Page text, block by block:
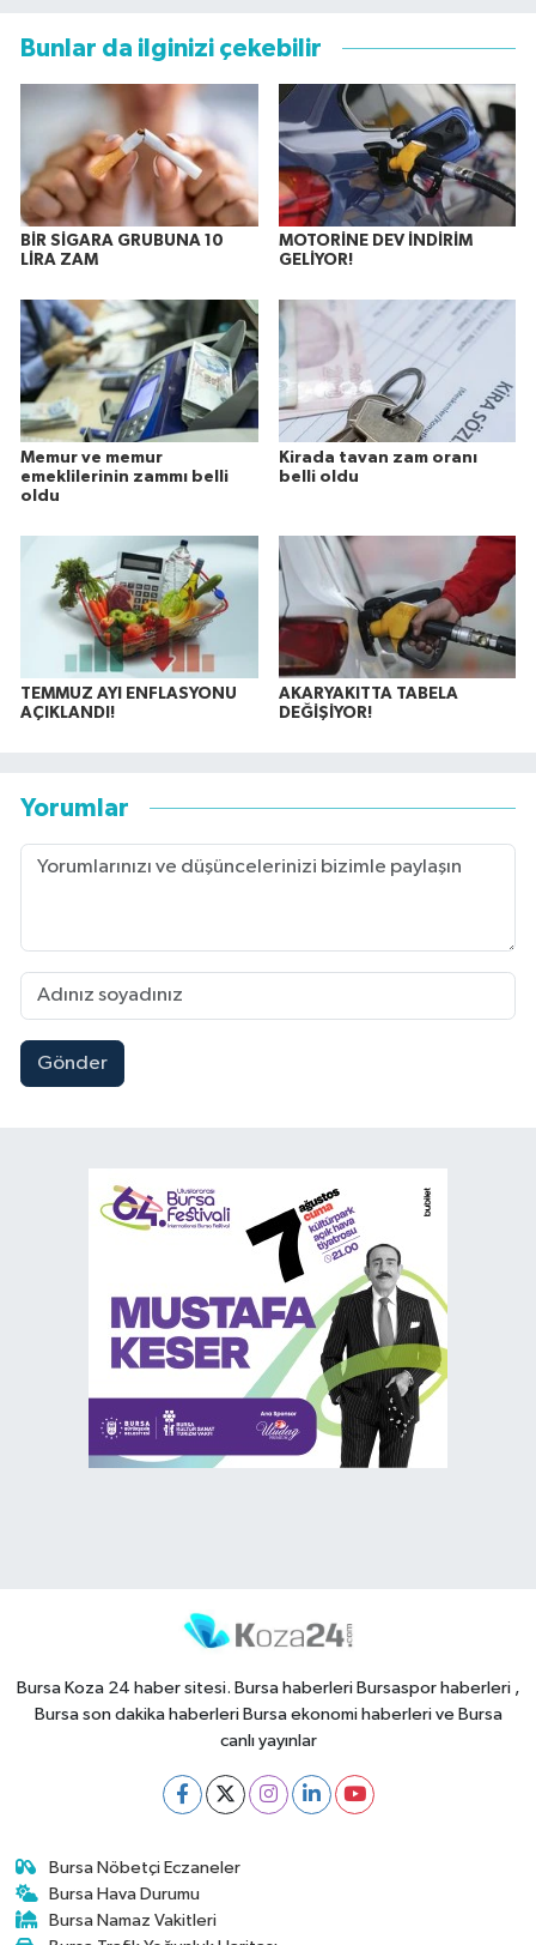
Bunlar da ilginizi çekebilir
BİR SİGARA GRUBUNA 10
LİRA ZAM
MOTORİNE DEV İNDİRİM
GELİYOR!
Memur ve memur
emeklilerinin zammı belli
oldu
Kirada tavan zam oranı
belli oldu
TEMMUZ AYI ENFLASYONU
AÇIKLANDI!
AKARYAKITTA TABELA
DEĞİŞİYOR!
Yorumlar
Gönder
Bursa Koza 24 haber sitesi. Bursa haberleri Bursaspor haberleri ,
Bursa son dakika haberleri Bursa ekonomi haberleri ve Bursa
canlı yayınlar
Bursa Nöbetçi Eczaneler
Bursa Hava Durumu
Bursa Namaz Vakitleri